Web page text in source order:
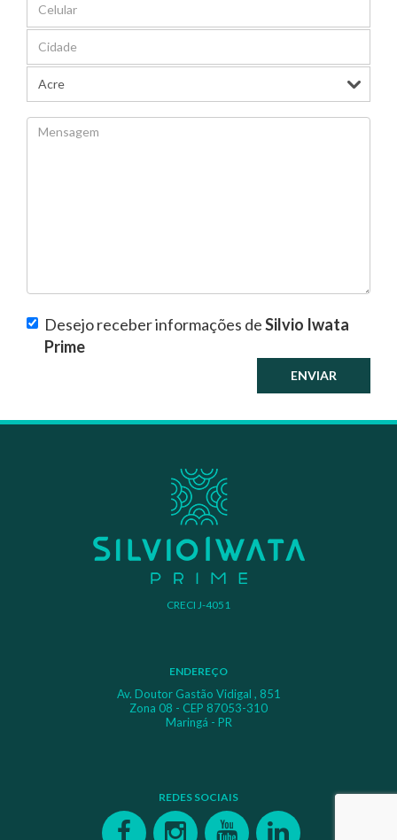
Desejo receber informações deSilvio Iwata
Prime
ENVIAR
CRECI J-4051
ENDEREÇO
Av. Doutor Gastão Vidigal , 851
Zona 08 - CEP 87053-310
Maringá - PR
REDES SOCIAIS